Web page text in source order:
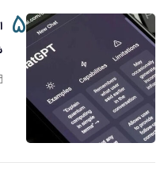
۵
شد
۱۴۰۵/۰۵/۱۶ ۲۰:۵۳